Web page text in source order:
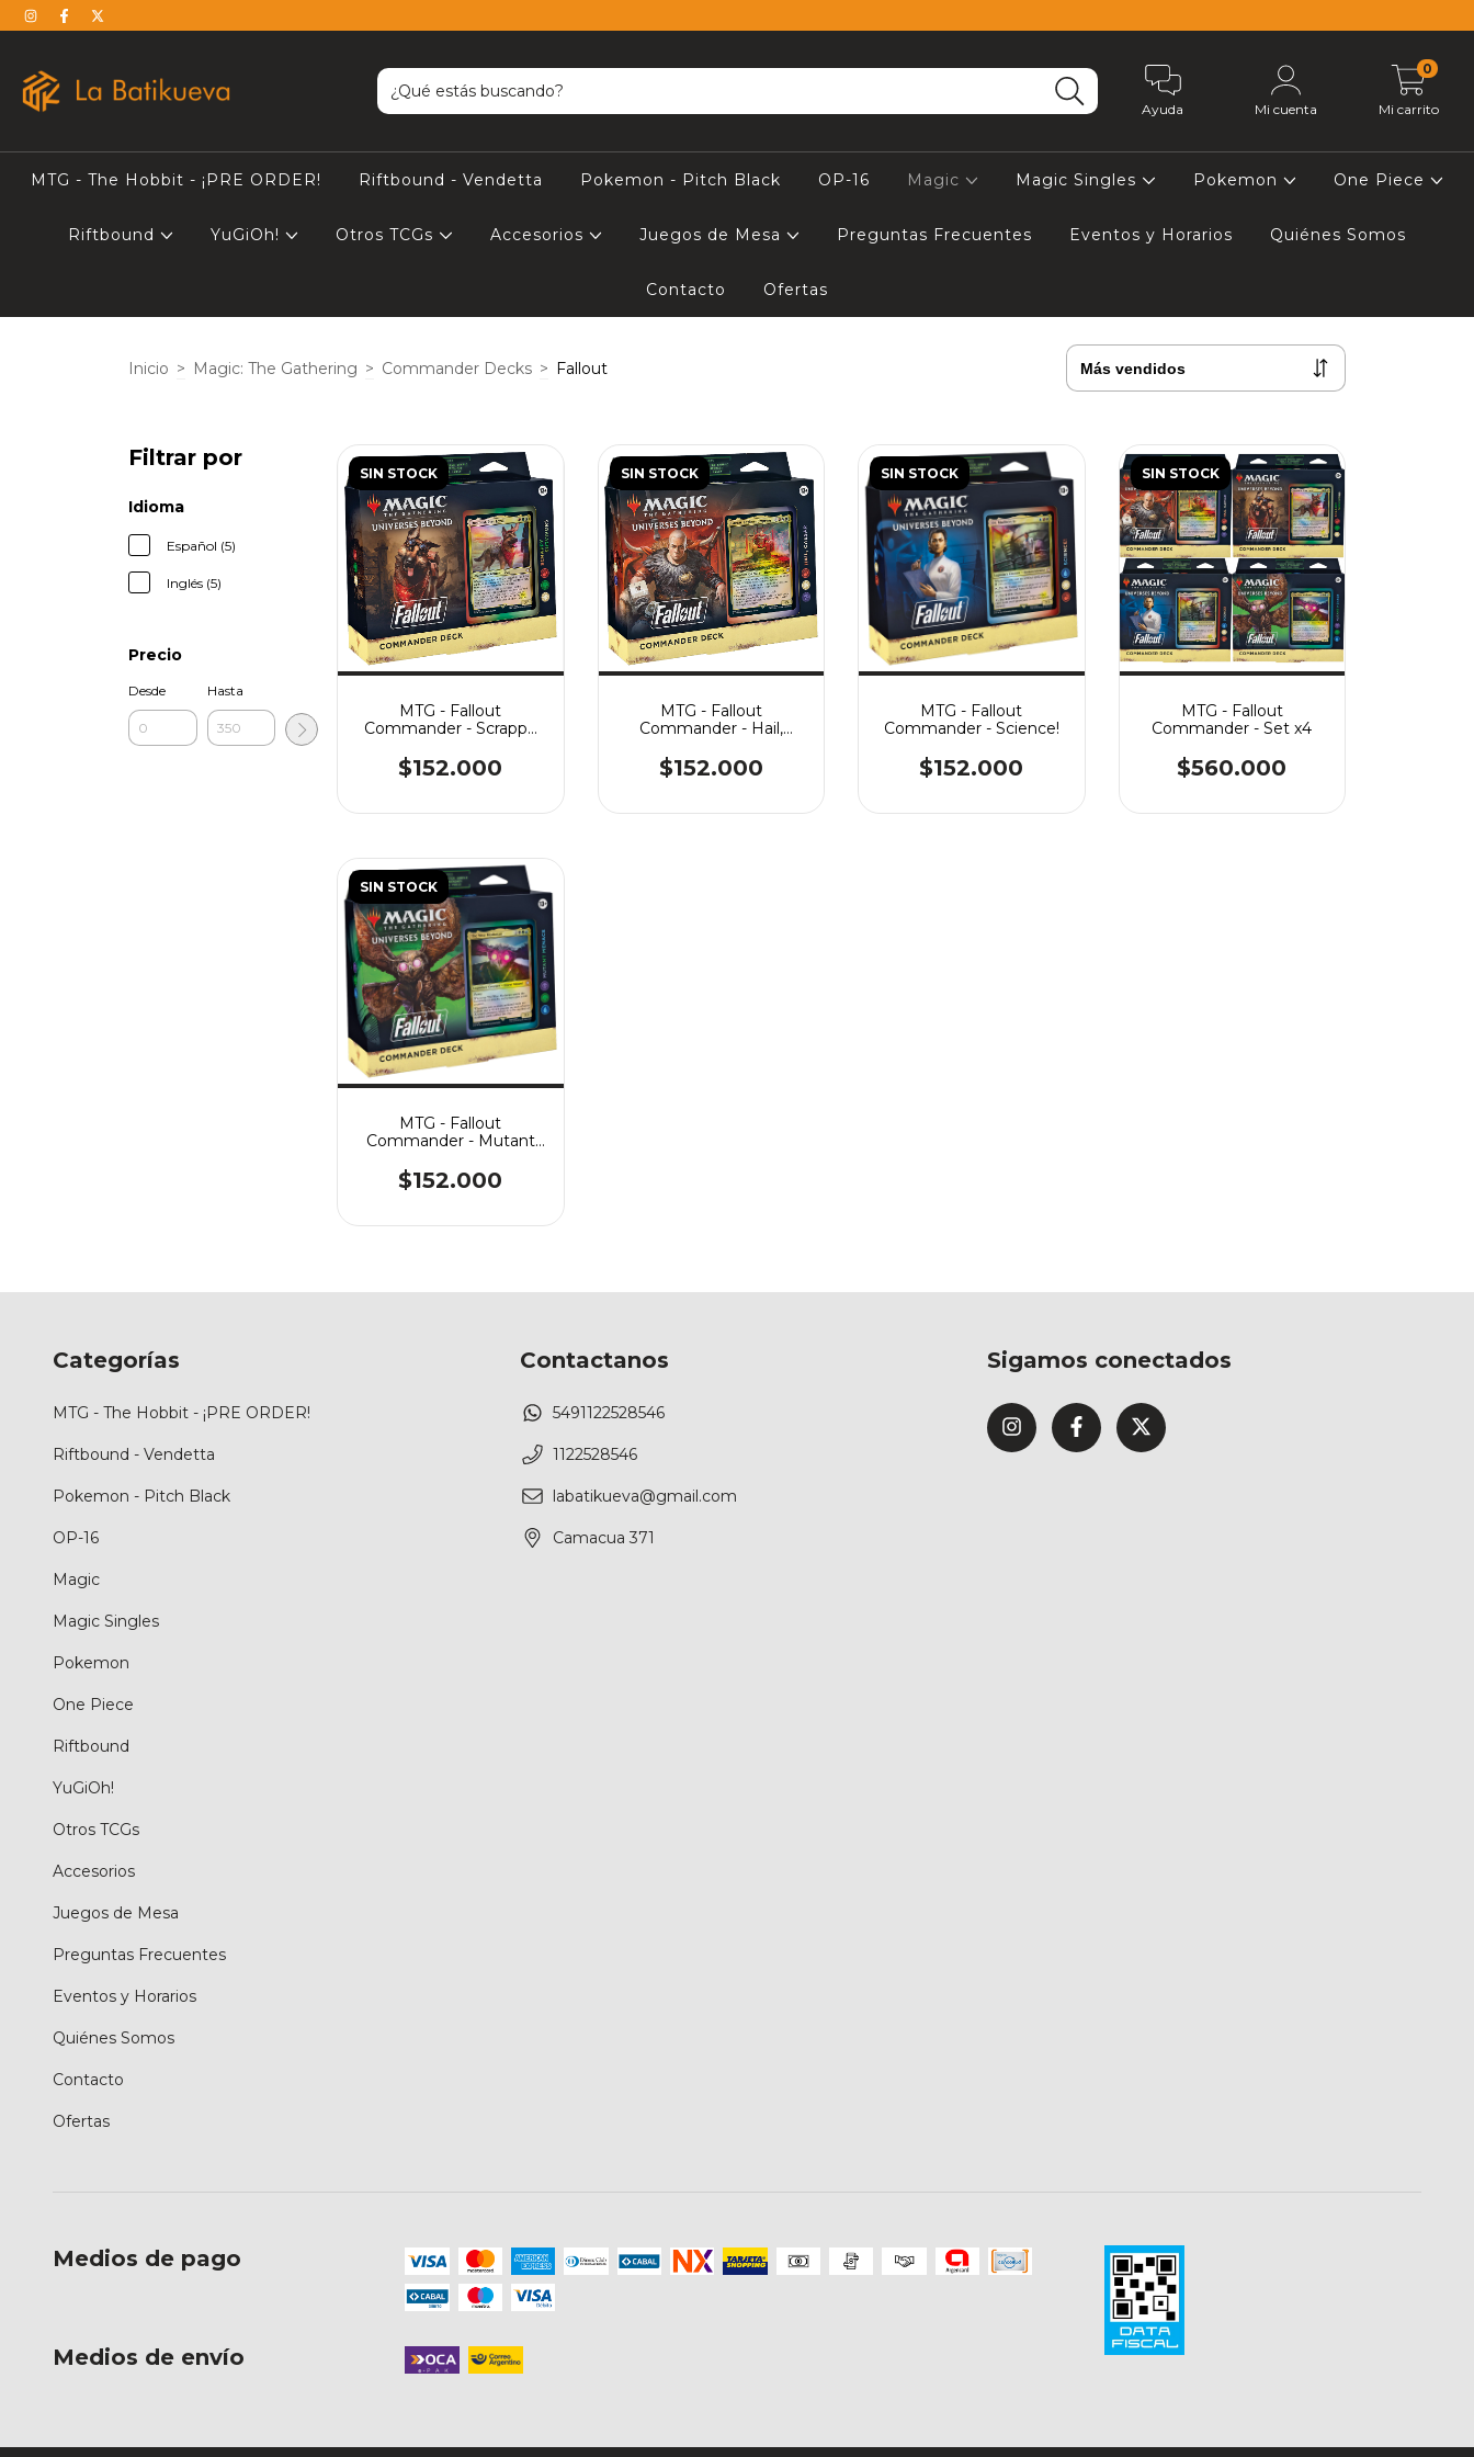
Ayuda Mi cuenta Mi carrito
0
MTG - The Hobbit - ¡PRE ORDER! Riftbound - Vendetta Pokemon - Pitch Black OP-16 Magic Magic Singles Pokemon One Piece
Riftbound YuGiOh! Otros TCGs Accesorios Juegos de Mesa Preguntas Frecuentes Eventos y Horarios Quiénes Somos
Contacto Ofertas
Inicio > Magic: The Gathering > Commander Decks > Fallout
Filtrar por
Idioma
Español (5)
Inglés (5)
Precio
Desde Hasta
SIN STOCK
MTG - Fallout
Commander - Scrappy
$152.000
SIN STOCK
MTG - Fallout
Commander - Hail,
$152.000
SIN STOCK
MTG - Fallout
Commander - Science!
$152.000
SIN STOCK
MTG - Fallout
Commander - Set x4
$560.000
SIN STOCK
MTG - Fallout
Commander - Mutant
$152.000
Categorías
MTG - The Hobbit - ¡PRE ORDER!
Riftbound - Vendetta
Pokemon - Pitch Black
OP-16
Magic
Magic Singles
Pokemon
One Piece
Riftbound
YuGiOh!
Otros TCGs
Accesorios
Juegos de Mesa
Preguntas Frecuentes
Eventos y Horarios
Quiénes Somos
Contacto
Ofertas
Contactanos
5491122528546
1122528546
labatikueva@gmail.com
Camacua 371
Sigamos conectados
Medios de pago
Medios de envío